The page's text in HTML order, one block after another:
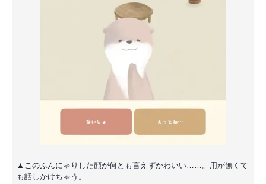
▲このふんにゃりした顔が何とも言えずかわいい……。用が無くて
も話しかけちゃう。